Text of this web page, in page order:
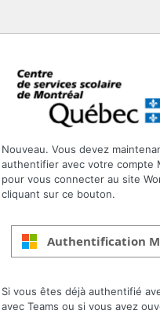
Nouveau. Vous devez
authentifier avec votre compte
pour vous connecter au site
cliquant sur ce bouton.
Authentification
Si vous êtes déjà authentifié
avec Teams ou si vous avez